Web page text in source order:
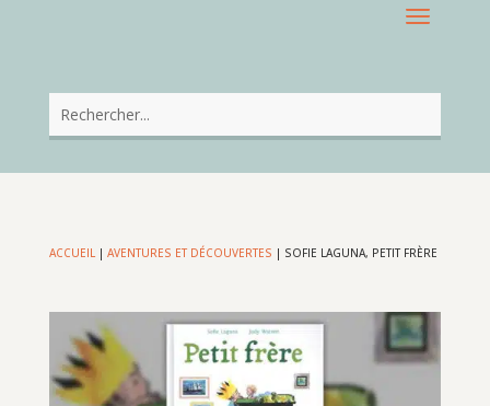
ACCUEIL| AVENTURES ET DÉCOUVERTES | SOFIE LAGUNA, PETIT FRÈRE